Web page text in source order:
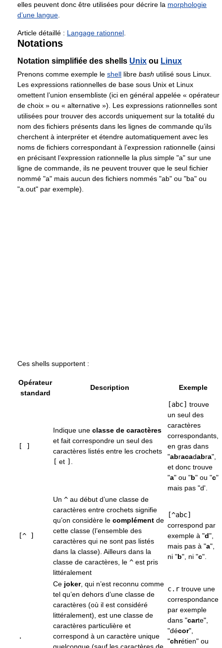
elles peuvent donc être utilisées pour décrire la morphologie
d’une langue.
Article détaillé : Langage rationnel.
Notations
Notation simplifiée des shells Unix ou Linux
Prenons comme exemple le shell libre bash utilisé sous Linux.
Les expressions rationnelles de base sous Unix et Linux
omettent l’union ensembliste (ici en général appelée « opérateur
de choix » ou « alternative »). Les expressions rationnelles sont
utilisées pour trouver des accords uniquement sur la totalité du
nom des fichiers présents dans les lignes de commande qu’ils
cherchent à interpréter et étendre automatiquement avec les
noms de fichiers correspondant à l’expression rationnelle (ainsi
en précisant l’expression rationnelle la plus simple "a" sur une
ligne de commande, ils ne peuvent trouver que le seul fichier
nommé "a" mais aucun des fichiers nommés "ab" ou "ba" ou
"a.out" par exemple).
Ces shells supportent :
Opérateur
standard
Description Exemple
[ ]
Indique une classe de caractères
et fait correspondre un seul des
caractères listés entre les crochets
[ et ] .
[abc] trouve
un seul des
caractères
correspondants,
en gras dans
"abracadabra",
et donc trouve
"a" ou "b" ou "c"
mais pas "d'.
[^ ]
Un ^ au début d’une classe de
caractères entre crochets signifie
qu’on considère le complément de
cette classe (l’ensemble des
caractères qui ne sont pas listés
dans la classe). Ailleurs dans la
classe de caractères, le ^ est pris
littéralement
[^abc]
correspond par
exemple à "d",
mais pas à "a",
ni "b", ni "c".
.
Ce joker, qui n’est reconnu comme
tel qu’en dehors d’une classe de
caractères (où il est considéré
littéralement), est une classe de
caractères particulière et
correspond à un caractère unique
c.r trouve une
correspondance
par exemple
dans "carte",
"décor",
"chrétien" ou